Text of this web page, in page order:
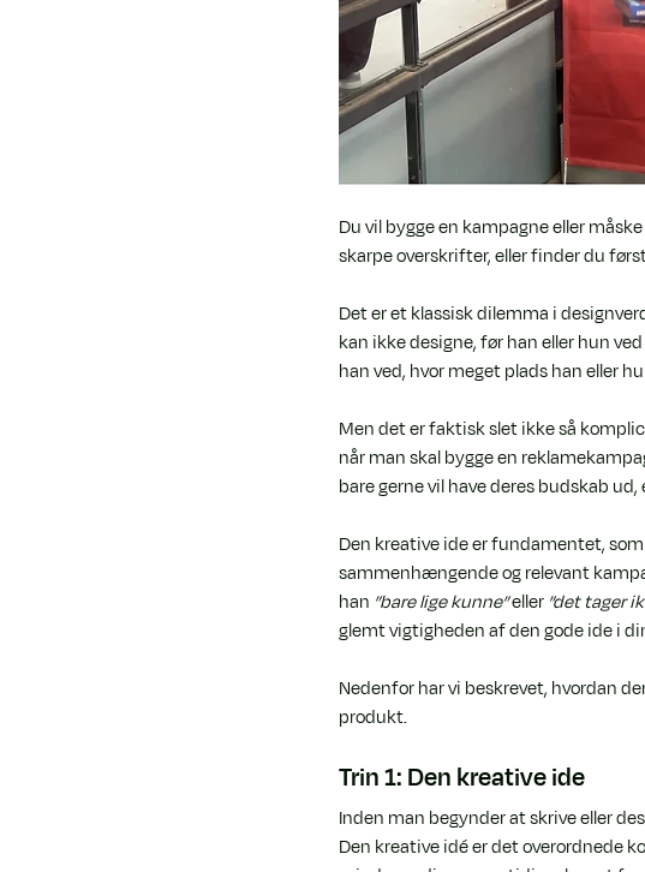
Du vil bygge en kampagne eller
skarpe overskrifter, eller finder du
Det er et klassisk dilemma i
kan ikke designe, før han eller hun
han ved, hvor meget plads han eller
Men det er faktisk slet ikke så
når man skal bygge en
bare gerne vil have deres budskab ud,
Den kreative ide er fundamentet,
sammenhængende og relevant
han ”bare lige kunne” eller ”det tager
glemt vigtigheden af den gode ide i
Nedenfor har vi beskrevet, hvordan
produkt.
Trin 1: Den kreative ide
Inden man begynder at skrive eller
Den kreative idé er det overordnede